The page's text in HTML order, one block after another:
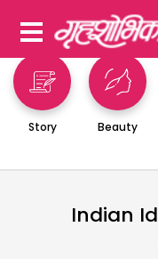
Story Beauty
Indian